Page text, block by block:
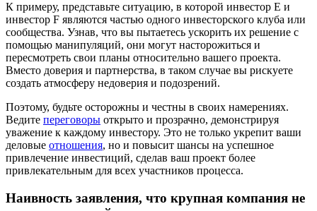
К примеру, представьте ситуацию, в которой инвестор Е и
инвестор F являются частью одного инвесторского клуба или
сообщества. Узнав, что вы пытаетесь ускорить их решение с
помощью манипуляций, они могут насторожиться и
пересмотреть свои планы относительно вашего проекта.
Вместо доверия и партнерства, в таком случае вы рискуете
создать атмосферу недоверия и подозрений.
Поэтому, будьте осторожны и честны в своих намерениях.
Ведите переговоры открыто и прозрачно, демонстрируя
уважение к каждому инвестору. Это не только укрепит ваши
деловые отношения, но и повысит шансы на успешное
привлечение инвестиций, сделав ваш проект более
привлекательным для всех участников процесса.
Наивность заявления, что крупная компания не